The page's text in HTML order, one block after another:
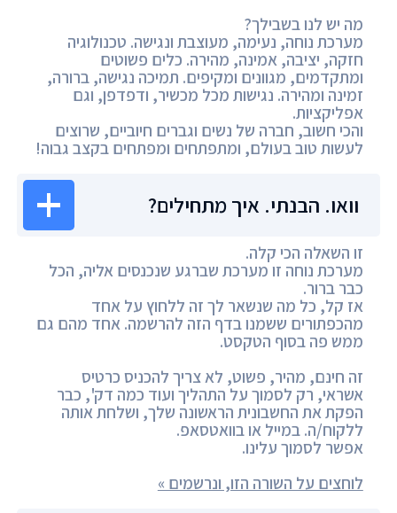
מה יש לנו בשבילך?
מערכת נוחה, נעימה, מעוצבת ונגישה. טכנולוגיה
חזקה, יציבה, אמינה, מהירה. כלים פשוטים
ומתקדמים, מגוונים ומקיפים. תמיכה נגישה, ברורה,
זמינה ומהירה. נגישות מכל מכשיר, ודפדפן, וגם
אפליקציות.
והכי חשוב, חברה של נשים וגברים חיוביים, שרוצים
לעשות טוב בעולם, ומתפתחים ומפתחים בקצב גבוה!
וואו. הבנתי. איך מתחילים?
זו השאלה הכי קלה.
מערכת נוחה זו מערכת שברגע שנכנסים אליה, הכל
כבר ברור.
אז קל, כל מה שנשאר לך זה ללחוץ על אחד
מהכפתורים ששמנו בדף הזה להרשמה. אחד מהם גם
ממש פה בסוף הטקסט.
זה חינם, מהיר, פשוט, לא צריך להכניס כרטיס
אשראי, רק לסמוך על התהליך ועוד כמה דק', כבר
הפקת את החשבונית הראשונה שלך, ושלחת אותה
ללקוח/ה. במייל או בוואטסאפ.
אפשר לסמוך עלינו.
לוחצים על השורה הזו, ונרשמים »